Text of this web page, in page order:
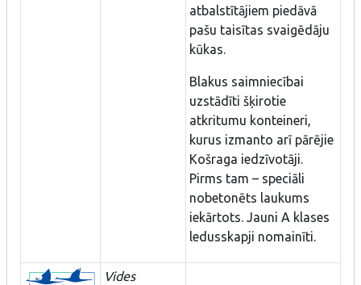
atbalstītājiem piedāvā
pašu taisītas svaigēdāju
kūkas.
Blakus saimniecībai
uzstādīti šķirotie
atkritumu konteineri,
kurus izmanto arī pārējie
Košraga iedzīvotāji.
Pirms tam – speciāli
nobetonēts laukums
iekārtots. Jauni A klases
ledusskapji nomainīti.
Vides